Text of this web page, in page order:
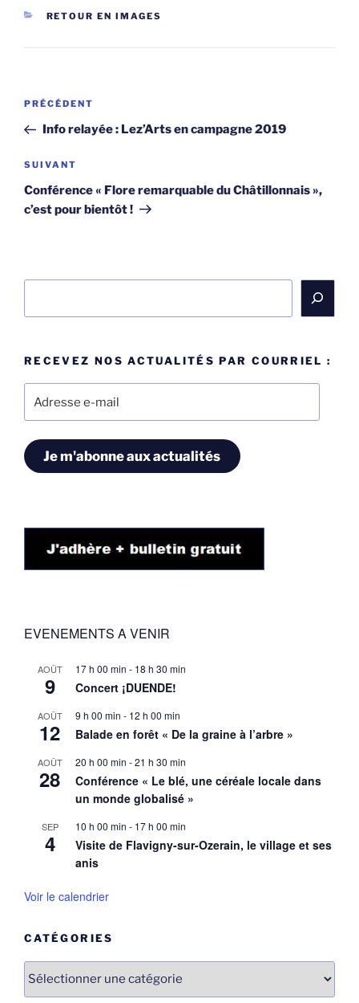
CATÉGORIES
RETOUR EN IMAGES
Navigation
l’article
Article
précédent
PRÉCÉDENT
Info relayée : Lez’Arts en campagne 2019
Article
suivant
SUIVANT
Conférence « Flore remarquable du Châtillonnais »,
c’est pour bientôt !
RECEVEZ NOS ACTUALITÉS PAR COURRIEL :
Je m'abonne aux actualités
EVENEMENTS A VENIR
AOÛT
9
17 h 00 min - 18 h 30 min
Concert ¡DUENDE!
AOÛT
12
9 h 00 min - 12 h 00 min
Balade en forêt « De la graine à l’arbre »
AOÛT
28
20 h 00 min -21 h 30 min
Conférence « Le blé, une céréale locale dans
un monde globalisé »
SEP
4
10 h 00 min - 17 h 00 min
Visite de Flavigny-sur-Ozerain, le village et ses
anis
Voir le calendrier
CATÉGORIES
Catégories